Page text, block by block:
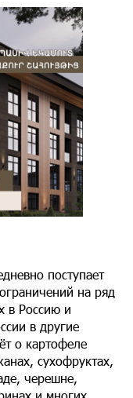
поступает
на ряд
в Россию и
в другие
о картофеле
сухофруктах,
черешне,